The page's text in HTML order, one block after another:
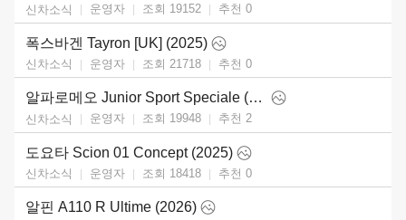
신차소식 운영자 조회 19152 추천 0
폭스바겐 Tayron [UK] (2025)
신차소식 운영자 조회 21718 추천 0
알파로메오 Junior Sport Speciale (2026)
신차소식 운영자 조회 19948 추천 2
도요타 Scion 01 Concept (2025)
신차소식 운영자 조회 18418 추천 0
알핀 A110 R Ultime (2026)